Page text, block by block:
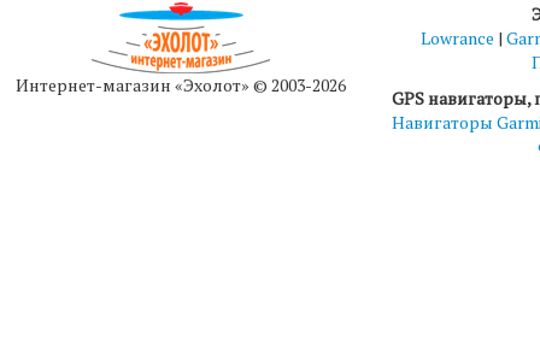
Интернет-магазин «Эхолот» © 2003-2026
Lowrance |
GPS
Навигаторы